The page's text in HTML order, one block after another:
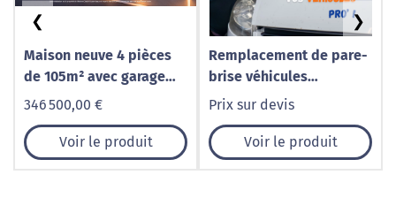
Maison neuve 4 pièces
de 105m² avec garage
double à GRENDELBRUCH
346 500,00 €
Voir le produit
Remplacement de pare-
brise véhicules
utilitaires à Caudry –
Prix sur devis
Voir le produit
❮ ❯